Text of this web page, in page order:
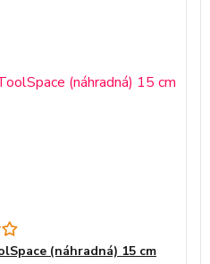
(náhradná) 15 cm